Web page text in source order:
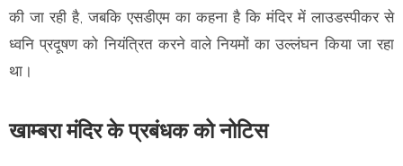
की जा रही है, जबकि एसडीएम का कहना है कि मंदिर में लाउडस्पीकर से
ध्वनि प्रदूषण को नियंत्रित करने वाले नियमों का उल्लंघन किया जा रहा
था।
खाम्बरा मंदिर के प्रबंधक को नोटिस